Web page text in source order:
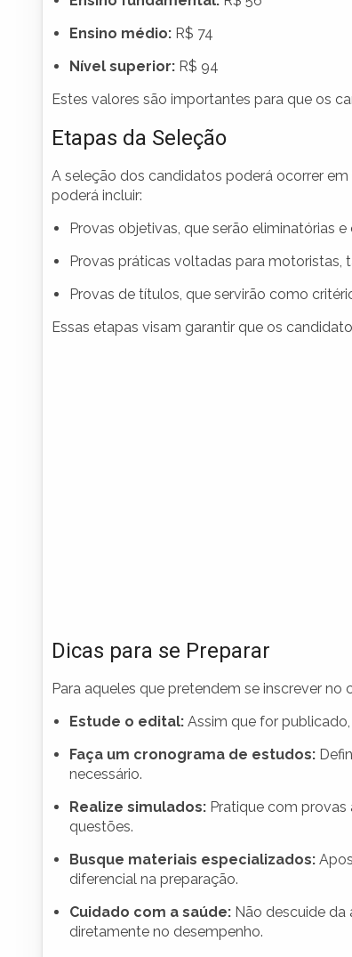
Ensino médio: R$ 74
Nível superior: R$ 94
Estes valores são importantes para que os
Etapas da Seleção
A seleção dos candidatos poderá ocorrer
poderá incluir:
Provas objetivas, que serão eliminatórias
Provas práticas voltadas para
Provas de títulos, que servirão como
Essas etapas visam garantir que os
Dicas para se Preparar
Para aqueles que pretendem se inscrever
Estude o edital: Assim que for
Faça um cronograma de estudos:
necessário.
Realize simulados: Pratique com
questões.
Busque materiais especializados:
diferencial na preparação.
Cuidado com a saúde: Não descuide
diretamente no desempenho.